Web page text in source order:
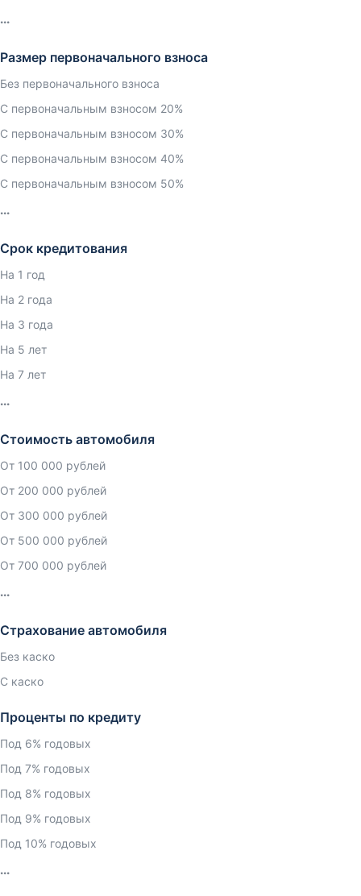
Размер первоначального взноса
Без первоначального взноса
С первоначальным взносом 20%
С первоначальным взносом 30%
С первоначальным взносом 40%
С первоначальным взносом 50%
Срок кредитования
На 1 год
На 2 года
На 3 года
На 5 лет
На 7 лет
Стоимость автомобиля
От 100 000 рублей
От 200 000 рублей
От 300 000 рублей
От 500 000 рублей
От 700 000 рублей
Страхование автомобиля
Без каско
С каско
Проценты по кредиту
Под 6% годовых
Под 7% годовых
Под 8% годовых
Под 9% годовых
Под 10% годовых